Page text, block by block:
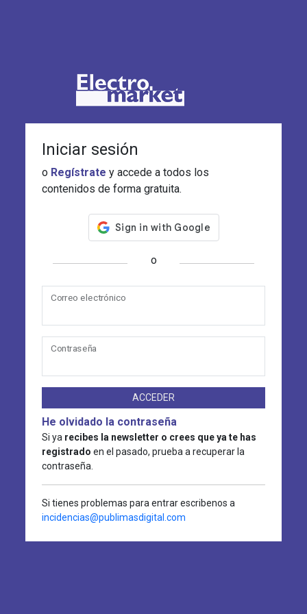
Iniciar sesión
o Regístrate y accede a todos los
contenidos de forma gratuita.
o
Correo electrónico
Contraseña
ACCEDER
He olvidado la contraseña
Si ya recibes la newsletter o crees que ya te has
registrado en el pasado, prueba a recuperar la
contraseña.
Si tienes problemas para entrar escribenos a
incidencias@publimasdigital.com